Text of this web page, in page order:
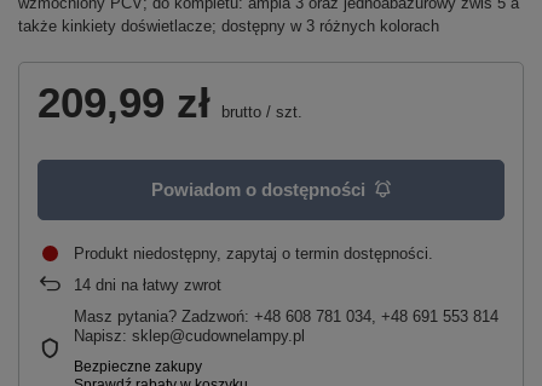
także kinkiety doświetlacze; dostępny w 3 różnych kolorach
209,99 zł brutto / szt.
Powiadom o dostępności
Produkt niedostępny, zapytaj o termin dostępności
14 dni na łatwy zwrot
Masz pytania? Zadzwoń: +48 608 781 034, +48 691 553 814
Napisz: sklep@cudownelampy.pl